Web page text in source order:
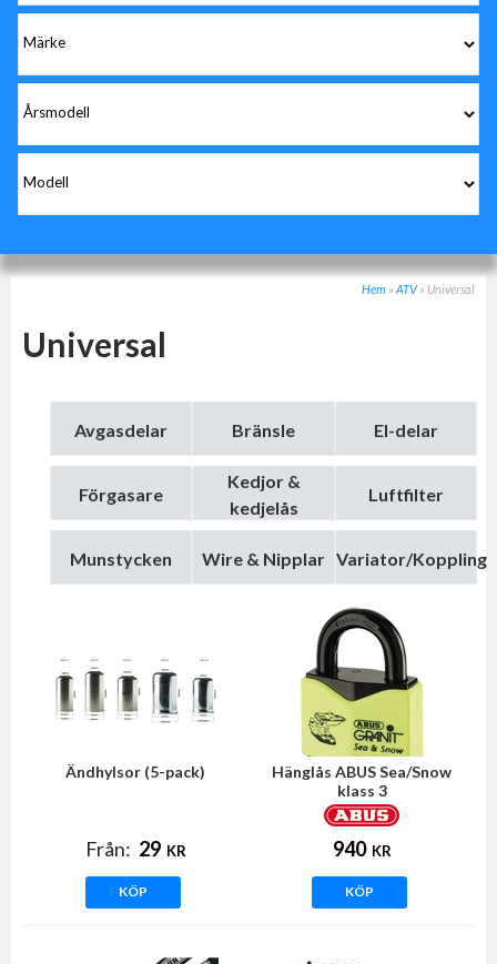
Hem » ATV» Universal
Universal
Avgasdelar Bränsle El-delar
Förgasare
Kedjor &
kedjelås
Luftfilter
Munstycken Wire & Nipplar Variator/Koppling
Ändhylsor (5-pack)
Från: 29 KR
KÖP
Hänglås ABUS Sea/Snow
klass 3
940 KR
KÖP